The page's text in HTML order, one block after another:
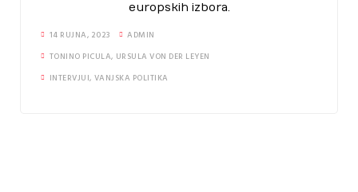
europskih izbora.
14 RUJNA, 2023
ADMIN
TONINO PICULA, URSULA VON DER LEYEN
INTERVJUI, VANJSKA POLITIKA